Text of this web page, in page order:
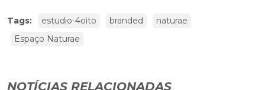
Tags: estudio-4oito branded
naturae
Espaço Naturae
NOTÍCIAS RELACIONADAS